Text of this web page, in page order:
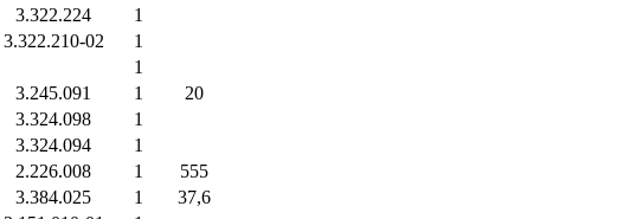
3.322.224
1
3.322.210-02
1
1
3.245.091 1
20
3.324.098
1
3.324.094
1
2.226.008 1
555
3.384.025 1
37,6